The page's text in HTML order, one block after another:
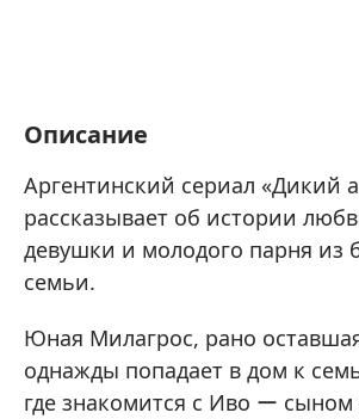
Описание
Аргентинский сериал «Дикий
рассказывает об истории
девушки и молодого парня из
семьи.
Юная Милагрос, рано
однажды попадает в дом к
где знакомится с Иво ー